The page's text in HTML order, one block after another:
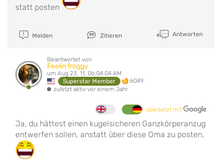
statt posten
Melden Zitieren Antworten
Beantwortet von
Feelin froggy
um Aug 23, 11, 06:04:04 AM
Superstar Member
6049
zuletzt aktiv vor einem Jahr
übersetzt mit
Ja, du hättest einen kugelsicheren Ganzkörperanzug
entwerfen sollen, anstatt über diese Oma zu posten.